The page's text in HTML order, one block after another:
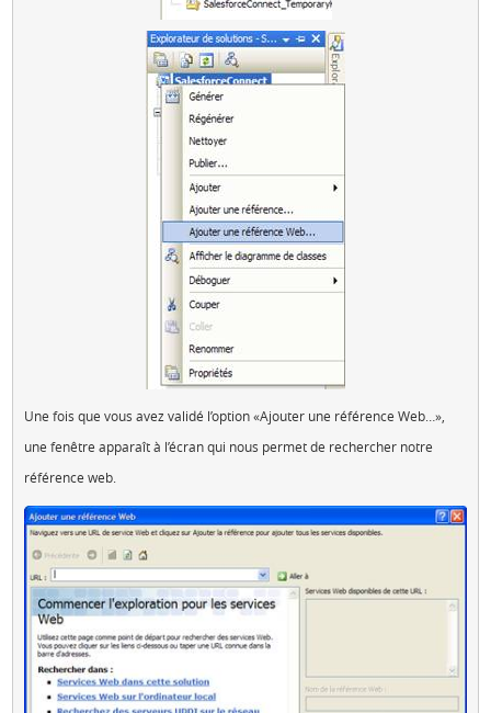
Une fois que vous avez validé l’option «Ajouter une référence Web…»,
une fenêtre apparaît à l’écran qui nous permet de rechercher notre
référence web.